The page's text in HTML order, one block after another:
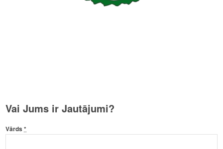
Vai Jums ir Jautājumi?
Vārds*